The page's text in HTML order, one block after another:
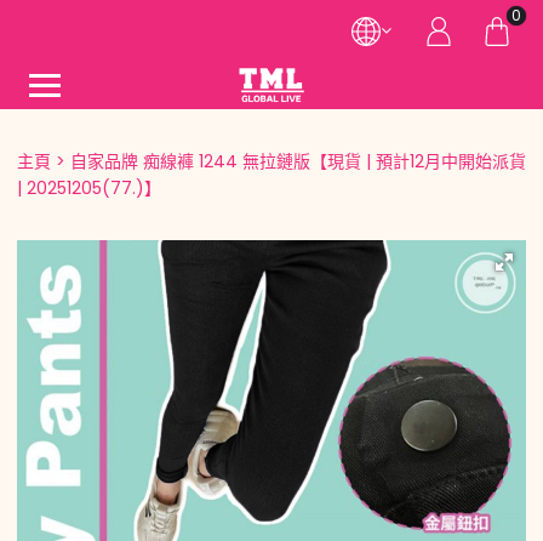
0
主頁
自家品牌 痴線褲 1244 無拉鏈版【現貨 | 預計12月中開始派貨
| 20251205(77.)】